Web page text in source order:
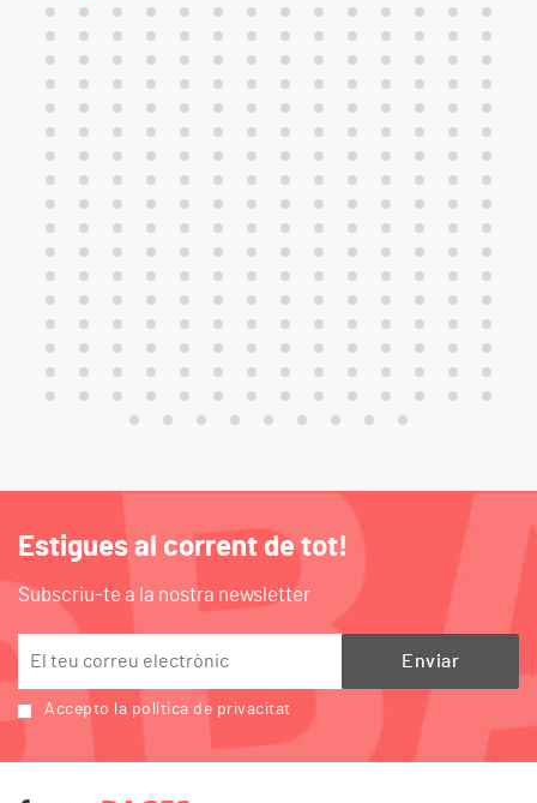
Estigues al corrent de tot!
Subscriu-te a la nostra newsletter
Accepto la política de privacitat